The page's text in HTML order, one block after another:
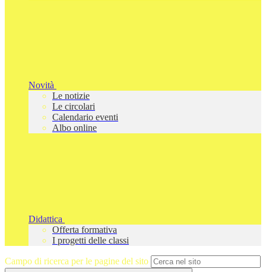
Novità
Le notizie
Le circolari
Calendario eventi
Albo online
Didattica
Offerta formativa
I progetti delle classi
Campo di ricerca per le pagine del sito